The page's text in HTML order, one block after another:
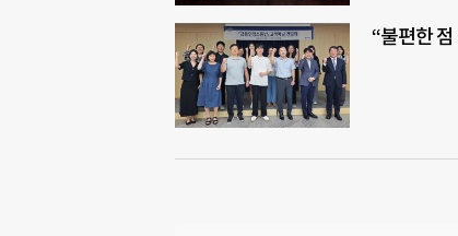
“불편한